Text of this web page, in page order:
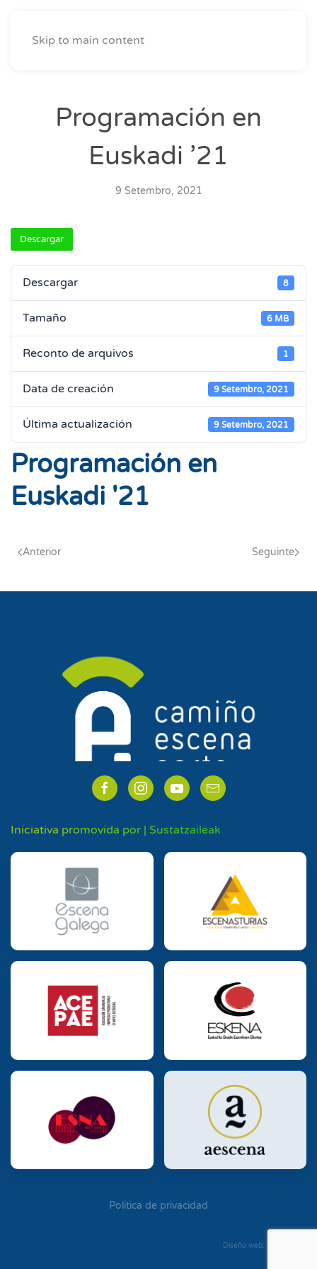
Skip to main content
Programación en
Euskadi ’21
9 Setembro, 2021
Descargar
Descargar 8
Tamaño 6 MB
Reconto de arquivos 1
Data de creación 9 Setembro, 2021
Última actualización 9 Setembro, 2021
Programación en
Euskadi '21
Anterior Seguinte
Iniciativa promovida por | Sustatzaileak
Política de privacidad
Diseño web: Diego Seixo